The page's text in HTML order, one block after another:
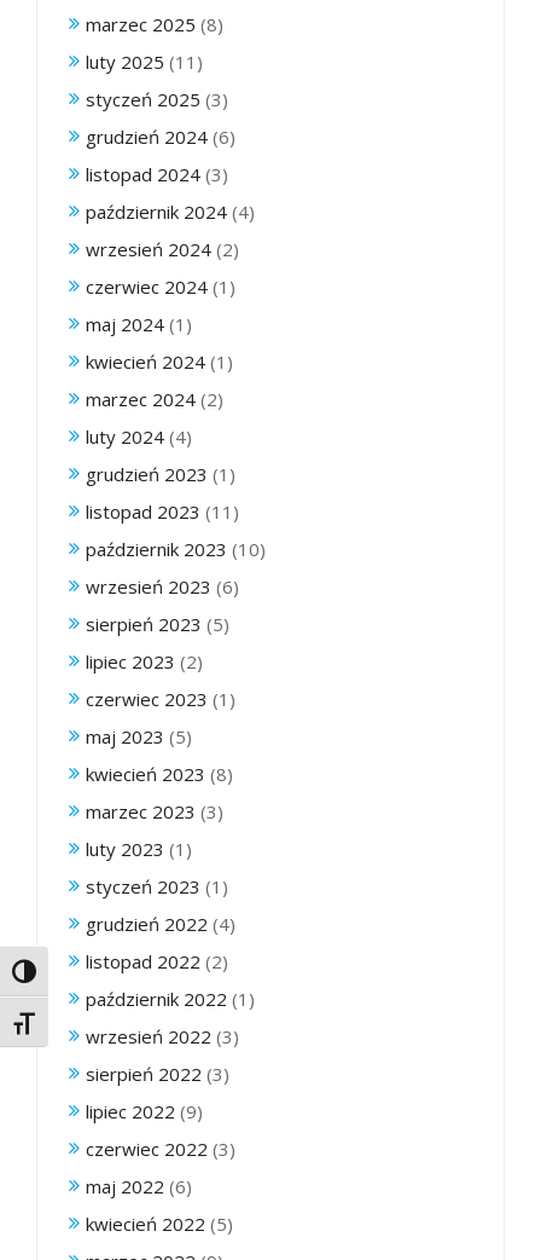
Toggle High Contrast
Toggle Font size
marzec 2025 (8)
luty 2025 (11)
styczeń 2025 (3)
grudzień 2024 (6)
listopad 2024 (3)
październik 2024 (4)
wrzesień 2024 (2)
czerwiec 2024 (1)
maj 2024 (1)
kwiecień 2024 (1)
marzec 2024 (2)
luty 2024 (4)
grudzień 2023 (1)
listopad 2023 (11)
październik 2023 (10)
wrzesień 2023 (6)
sierpień 2023 (5)
lipiec 2023 (2)
czerwiec 2023 (1)
maj 2023 (5)
kwiecień 2023 (8)
marzec 2023 (3)
luty 2023 (1)
styczeń 2023 (1)
grudzień 2022 (4)
listopad 2022 (2)
październik 2022 (1)
wrzesień 2022 (3)
sierpień 2022 (3)
lipiec 2022 (9)
czerwiec 2022 (3)
maj 2022 (6)
kwiecień 2022 (5)